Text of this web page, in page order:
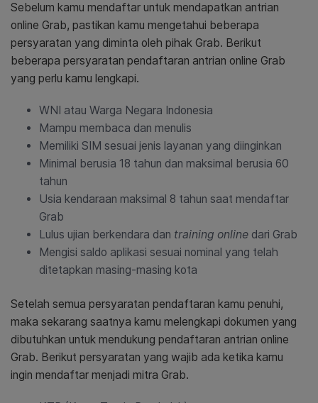
Sebelum kamu mendaftar untuk mendapatkan antrian
online Grab, pastikan kamu mengetahui beberapa
persyaratan yang diminta oleh pihak Grab. Berikut
beberapa persyaratan pendaftaran antrian online Grab
yang perlu kamu lengkapi.
WNI atau Warga Negara Indonesia
Mampu membaca dan menulis
Memiliki SIM sesuai jenis layanan yang diinginkan
Minimal berusia 18 tahun dan maksimal berusia 60
tahun
Usia kendaraan maksimal 8 tahun saat mendaftar
Grab
Lulus ujian berkendara dan training online dari Grab
Mengisi saldo aplikasi sesuai nominal yang telah
ditetapkan masing-masing kota
Setelah semua persyaratan pendaftaran kamu penuhi,
maka sekarang saatnya kamu melengkapi dokumen yang
dibutuhkan untuk mendukung pendaftaran antrian online
Grab. Berikut persyaratan yang wajib ada ketika kamu
ingin mendaftar menjadi mitra Grab.